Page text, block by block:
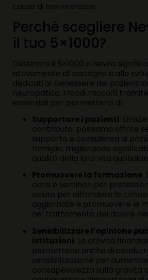
cause di tuo interesse.
Perché scegliere
il tuo 5×1000?
Destinare il 5×1000 a Nevra
attivamente al sostegno e allo
dedicati al benessere dei pazienti
neuropatico. I fondi raccolti tramite
essenziali per permetterci di:
Supportare i pazienti:
contributo, possiamo offrire
supporto e consulenza ai
famiglie, migliorando
qualità della loro vita
Promuovere la formazione:
corsi e seminari per
salute per diffondere le
aggiornate e promuovere le
nel trattamento del dolore
Sensibilizzare l’opinione
istituzioni: Le attività
permettono anche di
sensibilizzazione per
consapevolezza sulla gravità